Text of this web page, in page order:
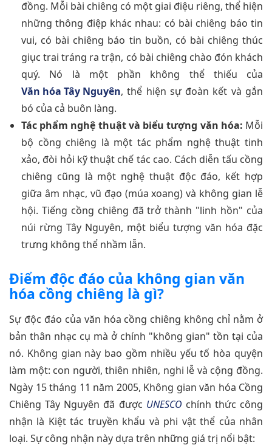
đồng. Mỗi bài chiêng có một giai điệu riêng, thể hiện
những thông điệp khác nhau: có bài chiêng báo tin
vui, có bài chiêng báo tin buồn, có bài chiêng thúc
giục trai tráng ra trận, có bài chiêng chào đón khách
quý. Nó là một phần không thể thiếu của
Văn hóa Tây Nguyên, thể hiện sự đoàn kết và gắn
bó của cả buôn làng.
Tác phẩm nghệ thuật và biểu tượng văn hóa: Mỗi
bộ cồng chiêng là một tác phẩm nghệ thuật tinh
xảo, đòi hỏi kỹ thuật chế tác cao. Cách diễn tấu cồng
chiêng cũng là một nghệ thuật độc đáo, kết hợp
giữa âm nhạc, vũ đạo (múa xoang) và không gian lễ
hội. Tiếng cồng chiêng đã trở thành "linh hồn" của
núi rừng Tây Nguyên, một biểu tượng văn hóa đặc
trưng không thể nhầm lẫn.
Điểm độc đáo của không gian văn
hóa cồng chiêng là gì?
Sự độc đáo của văn hóa cồng chiêng không chỉ nằm ở
bản thân nhạc cụ mà ở chính "không gian" tồn tại của
nó. Không gian này bao gồm nhiều yếu tố hòa quyện
làm một: con người, thiên nhiên, nghi lễ và cộng đồng.
Ngày 15 tháng 11 năm 2005, Không gian văn hóa Cồng
Chiêng Tây Nguyên đã được UNESCO chính thức công
nhận là Kiệt tác truyền khẩu và phi vật thể của nhân
loại. Sự công nhận này dựa trên những giá trị nổi bật: